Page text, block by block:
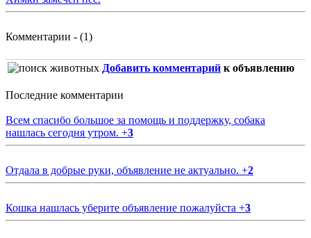
Комментарии - (1)
Добавить комментарий к объявлению
Последние комментарии
Всем спасибо большое за помощь и поддержку, собака
нашлась сегодня утром. +3
Отдала в добрые руки, объявление не актуально. +2
Кошка нашлась уберите объявление пожалуйста +3